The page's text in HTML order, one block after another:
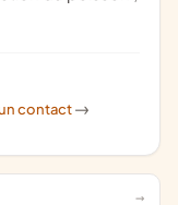
contact ->